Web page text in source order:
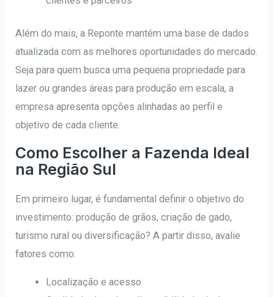
Além do mais, a Reponte mantém uma base de dados
atualizada com as melhores oportunidades do mercado.
Seja para quem busca uma pequena propriedade para
lazer ou grandes áreas para produção em escala, a
empresa apresenta opções alinhadas ao perfil e
objetivo de cada cliente.
Como Escolher a Fazenda Ideal
na Região Sul
Em primeiro lugar, é fundamental definir o objetivo do
investimento: produção de grãos, criação de gado,
turismo rural ou diversificação? A partir disso, avalie
fatores como:
Localização e acesso